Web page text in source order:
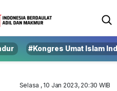
#Kongres Umat Islam
Selasa , 10 Jan 2023, 20:30 WIB